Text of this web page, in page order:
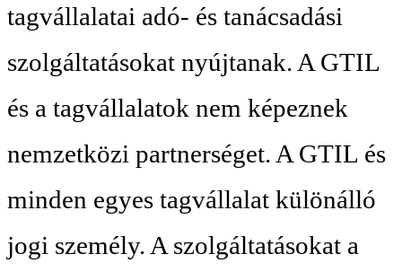
tagvállalatai adó- és tanácsadási
szolgáltatásokat nyújtanak. A GTIL
és a tagvállalatok nem képeznek
nemzetközi partnerséget. A GTIL és
minden egyes tagvállalat különálló
jogi személy. A szolgáltatásokat a